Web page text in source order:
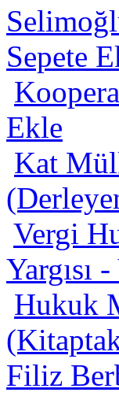
Sepete
Ekle
Kat
Vergi
Yargısı
Hukuk
Filiz